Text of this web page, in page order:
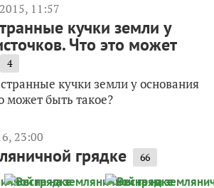
11:57
кучки земли у
Что это может
4
кучки земли у основания
может быть такое?
23:00
грядке 66